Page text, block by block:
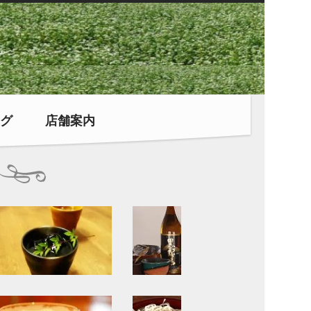
店舗案内